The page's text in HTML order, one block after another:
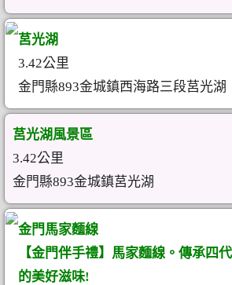
莒光湖
3.42公里
金門縣893金城鎮西海路三段莒光湖
莒光湖風景區
3.42公里
金門縣893金城鎮莒光湖
金門馬家麵線
【金門伴手禮】馬家麵線。傳承四
的美好滋味!